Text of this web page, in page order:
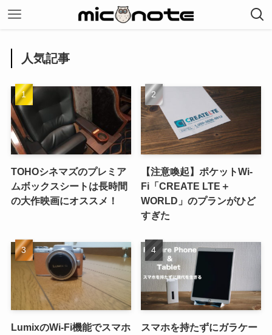
人気記事
TOHOシネマズのプレミア
ムボックスシートは長時間
の大作映画にオススメ！
【注意喚起】ポケットWi-
Fi「CREATE LTE＋
WORLD」のプランがひど
すぎた
LumixのWi-Fi機能でスマホ
スマホを持たずにガラケー